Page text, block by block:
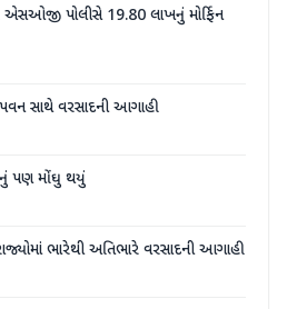
એસઓજી પોલીસે 19.80 લાખનું મોર્ફિન
સાથે વરસાદની આગાહી
પણ મોંઘુ થયું
ભારેથી અતિભારે વરસાદની આગાહી